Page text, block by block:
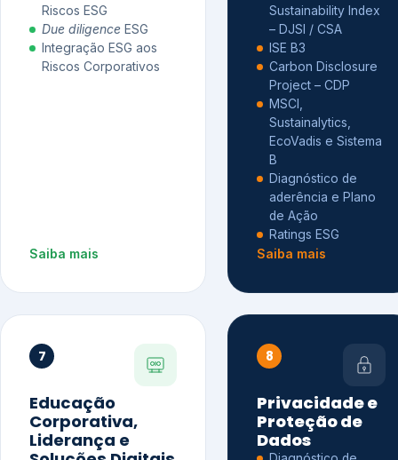
Riscos ESG
Due diligence ESG
Integração ESG aos
Riscos Corporativos
Saiba mais
Sustainability Index
– DJSI / CSA
ISE B3
Carbon Disclosure
Project – CDP
MSCI,
Sustainalytics,
EcoVadis e Sistema
B
Diagnóstico de
aderência e Plano
de Ação
Ratings ESG
Saiba mais
7
Educação
Corporativa,
Liderança e
8
Privacidade e
Proteção de
Dados